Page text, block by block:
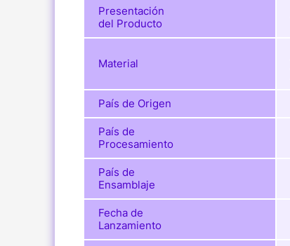
Presentación
del Producto
Material
País de Origen
País de
Procesamiento
País de
Ensamblaje
Fecha de
Lanzamiento